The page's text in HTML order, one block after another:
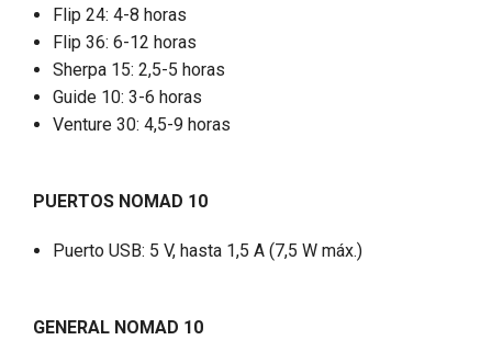
Flip 24: 4-8 horas
Flip 36: 6-12 horas
Sherpa 15: 2,5-5 horas
Guide 10: 3-6 horas
Venture 30: 4,5-9 horas
PUERTOS NOMAD 10
Puerto USB: 5 V, hasta 1,5 A (7,5 W máx.)
GENERAL NOMAD 10